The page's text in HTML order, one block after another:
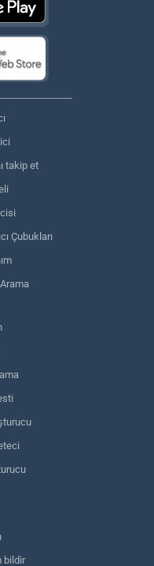
takip et
Çubukları
bildir